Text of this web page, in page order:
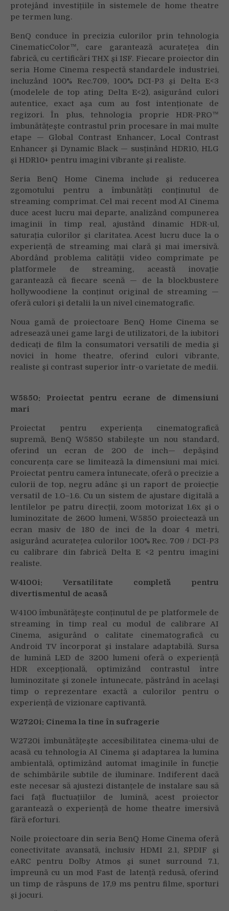
protejând investițiile în sistemele de home theatre
pe termen lung.
BenQ conduce în precizia culorilor prin tehnologia
CinematicColor™, care garantează acuratețea din
fabrică, cu certificări THX și ISF. Fiecare proiector din
seria Home Cinema respectă standardele industriei,
incluzând 100% Rec.709, 100% DCI-P3 și Delta E<3
(modelele de top ating Delta E<2), asigurând culori
autentice, exact așa cum au fost intenționate de
regizori. În plus, tehnologia proprie HDR-PRO™
îmbunătățește contrastul prin procesare în mai multe
etape — Global Contrast Enhancer, Local Contrast
Enhancer și Dynamic Black — susținând HDR10, HLG
și HDR10+ pentru imagini vibrante și realiste.
Seria BenQ Home Cinema include și reducerea
zgomotului pentru a îmbunătăți conținutul de
streaming comprimat. Cel mai recent mod AI Cinema
duce acest lucru mai departe, analizând compunerea
imaginii în timp real, ajustând dinamic HDR-ul,
saturația culorilor și claritatea. Acest lucru duce la o
experiență de streaming mai clară și mai imersivă.
Abordând problema calității video comprimate pe
platformele de streaming, această inovație
garantează că fiecare scenă — de la blockbustere
hollywoodiene la conținut original de streaming —
oferă culori și detalii la un nivel cinematografic.
Noua gamă de proiectoare BenQ Home Cinema se
adresează unei game largi de utilizatori, de la iubitori
dedicați de film la consumatori versatili de media și
novici în home theatre, oferind culori vibrante,
realiste și contrast superior într-o varietate de medii.
W5850: Proiectat pentru ecrane de dimensiuni
mari
Proiectat pentru experiența cinematografică
supremă, BenQ W5850 stabilește un nou standard,
oferind un ecran de 200 de inch— depășind
concurența care se limitează la dimensiuni mai mici.
Proiectat pentru camera întunecate, oferă o precizie a
culorii de top, negru adânc și un raport de proiecție
versatil de 1.0–1.6. Cu un sistem de ajustare digitală a
lentilelor pe patru direcții, zoom motorizat 1.6x și o
luminozitate de 2600 lumeni, W5850 proiectează un
ecran masiv de 180 de inci de la doar 4 metri,
asigurând acuratețea culorilor 100% Rec. 709 / DCI-P3
cu calibrare din fabrică Delta E <2 pentru imagini
realiste.
W4100i: Versatilitate completă pentru
divertismentul de acasă
W4100 îmbunătățește conținutul de pe platformele de
streaming în timp real cu modul de calibrare AI
Cinema, asigurând o calitate cinematografică cu
Android TV încorporat și instalare adaptabilă. Sursa
de lumină LED de 3200 lumeni oferă o experiență
HDR excepțională, optimizând contrastul între
luminozitate și zonele întunecate, păstrând în același
timp o reprezentare exactă a culorilor pentru o
experiență de vizionare captivantă.
W2720i: Cinema la tine în sufragerie
W2720i îmbunătățește accesibilitatea cinema-ului de
acasă cu tehnologia AI Cinema și adaptarea la lumina
ambientală, optimizând automat imaginile în funcție
de schimbările subtile de iluminare. Indiferent dacă
este necesar să ajustezi distanțele de instalare sau să
faci față fluctuațiilor de lumină, acest proiector
garantează o experiență de home theatre imersivă
fără eforturi.
Noile proiectoare din seria BenQ Home Cinema oferă
conectivitate avansată, inclusiv HDMI 2.1, SPDIF și
eARC pentru Dolby Atmos și sunet surround 7.1,
împreună cu un mod Fast de latență redusă, oferind
un timp de răspuns de 17,9 ms pentru filme, sporturi
și jocuri.